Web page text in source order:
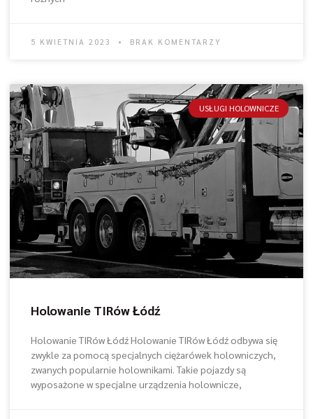
5 KWIETNIA 2023 BRAK KOMENTARZY
USŁUGI HOLOWNICZE
Holowanie TIRów Łódź
Holowanie TIRów Łódź Holowanie TIRów Łódź odbywa się
zwykle za pomocą specjalnych ciężarówek holowniczych,
zwanych popularnie holownikami. Takie pojazdy są
wyposażone w specjalne urządzenia holownicze,